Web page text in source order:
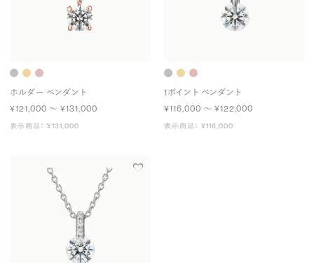
ホルダー ペンダント
¥121,000 〜 ¥131,000
表示商品： ¥131,000
1ポイント ペンダント
¥116,000 〜 ¥122,000
表示商品： ¥116,000